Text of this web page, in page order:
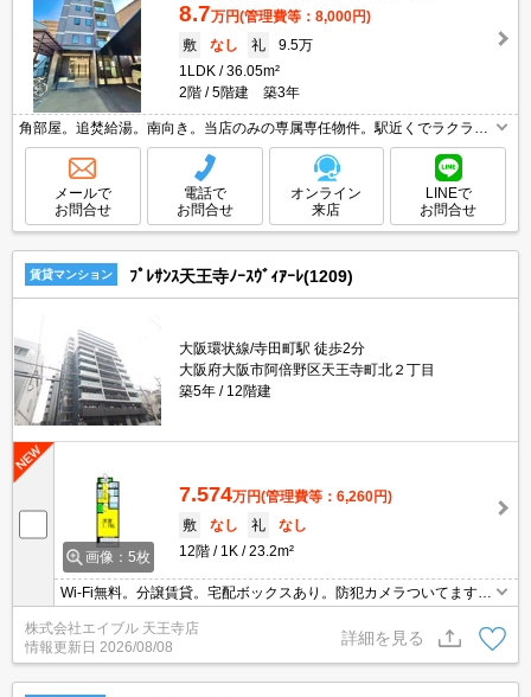
8.7万円(管理費等：8,000円)
敷
なし 礼
9.5万
1LDK
36.05m²
2階
5階建 築3年
角部屋。追焚給湯。南向き。当店のみの専属専任物件。駅近くでラクラク
便利。インターネット高速2Ｇ無料。こんなお部屋に住んでお友達に自慢
しちゃいましょう。
メールで
お問合せ
電話で
お問合せ
オンライン
来店
LINEで
お問合せ
賃貸マンション ﾌﾟﾚｻﾝｽ天王寺ﾉｰｽｳﾞｨｱｰﾚ(1209)
大阪環状線/寺田町駅 徒歩2分
大阪府大阪市阿倍野区天王寺町北２丁目
築5年
12階建
画像：5枚
7.574万円(管理費等：6,260円)
敷
なし 礼
なし
12階
1K 23.2m²
Wi-Fi無料。分譲賃貸。宅配ボックスあり。防犯カメラついてます。
オートロック・エレベーター付RCマンション!。買い物便利な立地
ですよ～!!。ぜひお問い合わせください!。
株式会社エイブル 天王寺店
情報更新日 2026/08/08
詳細を見る